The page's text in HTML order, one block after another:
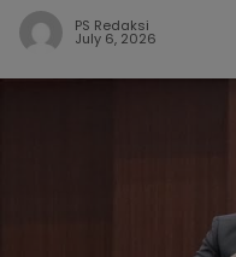
PS Redaksi
July 6, 2026